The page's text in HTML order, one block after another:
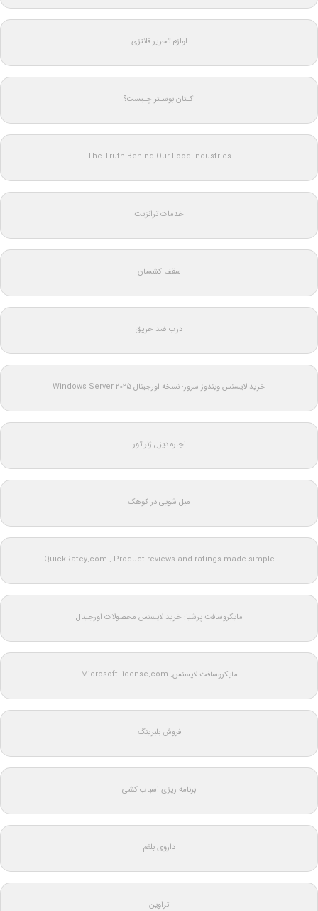
لوازم تحریر فانتزی
اکـتان بوسـتر چـیست؟
The Truth Behind Our Food Industries
خدمات ترانزیت
سقف کشسان
درب ضد حریق
خرید لایسنس ویندوز سرور: نسخه اورجینال Windows Server 2025
اجاره دیزل ژنراتور
مبل شویی در کوهک
QuickRatey.com : Product reviews and ratings made simple
مایکروسافت پرشیا: خرید لایسنس محصولات اورجینال
مایکروسافت لایسنس: MicrosoftLicense.com
فروش بلبرینگ
برنامه ریزی اسباب کشی
داروی بلغم
تراوین